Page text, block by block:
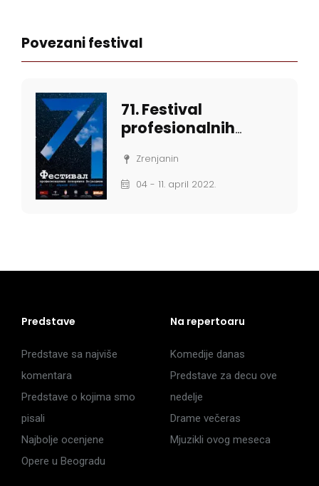
Povezani festival
71. Festival
profesionalnih
Vojvodine
Zrenjanin
04 - 11. april 2022.
Predstave
Predstave sa najviše
komentara
Predstave o kojima smo
pisali
Najbolje ocenjene
Opere u Beogradu
Na repertoaru
Komedije danas
Predstave za decu ove
nedelje
Drame večeras
Mjuzikli ovog meseca